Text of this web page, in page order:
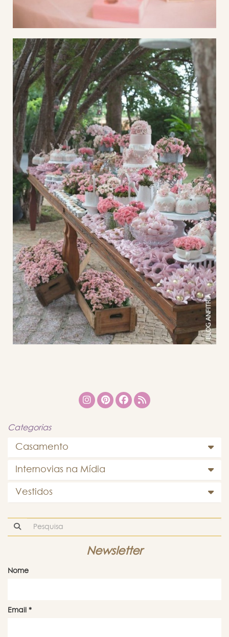
Categorias
Casamento
Internovias na Mídia
Vestidos
Newsletter
Nome
Email *